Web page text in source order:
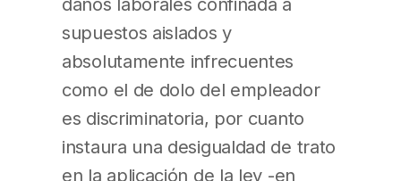
supuestos aislados y
absolutamente infrecuentes
como el de dolo del empleador
es discriminatoria, por cuanto
instaura una desigualdad de trato
en la aplicación de la ley -en